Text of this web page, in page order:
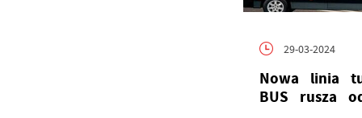
29-03-2024
Nowa linia
BUS rusza